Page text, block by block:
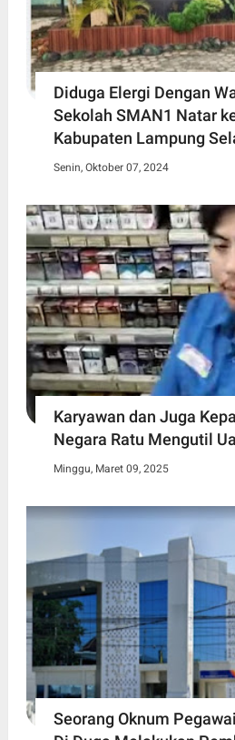
Diduga Elergi Dengan
Sekolah SMAN1 Natar
Kabupaten Lampung
Senin, Oktober 07, 2024
Karyawan dan Juga
Negara Ratu Mengutil
Minggu, Maret 09, 2025
Seorang Oknum